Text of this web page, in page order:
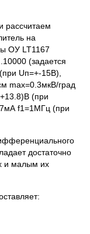
рассчитаем
на
ОУ LT1167
(задается
Uп=+-15В),
max=0.3мкВ/град
(при
f1=1МГц (при
достаточно
и малым их